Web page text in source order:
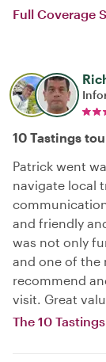
Full Coverage
10 Tastings
Patrick went
navigate local
and friendly
was not only
and one of the
recommend
visit. Great
The 10